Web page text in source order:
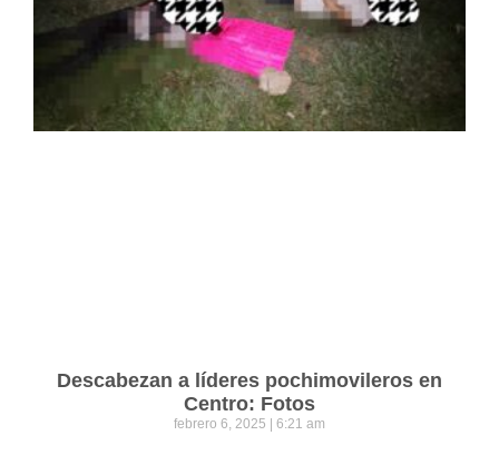
Descabezan a líderes pochimovileros en
Centro: Fotos
febrero 6, 2025 6:21 am